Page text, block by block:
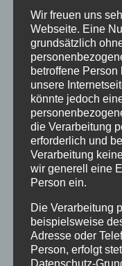
Ein erster
zum
24.11.19 auf
wo solche
werden. Es
Ein
entwickelt
wird. Hier als
freigegeben:
survey.de/
r=survey/
Wir freuen uns
Webseite. Eine
grundsätzlich
betroffene
unsere
könnte jedoch
die Verarbeitung
erforderlich und
Verarbeitung
wir generell eine
Person ein.
Die Verarbeitung
beispielsweise
Adresse oder
Person, erfolgt
Datenschutz-